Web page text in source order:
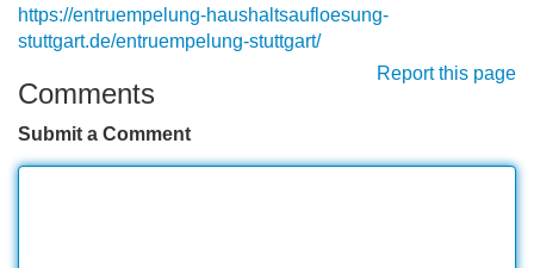
https://entruempelung-haushaltsaufloesung-
stuttgart.de/entruempelung-stuttgart/
Report this page
Comments
Submit a Comment